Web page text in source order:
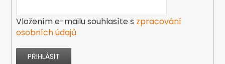
Vložením e-mailu souhlasíte s zpracování
osobních údajů
PŘIHLÁSIT